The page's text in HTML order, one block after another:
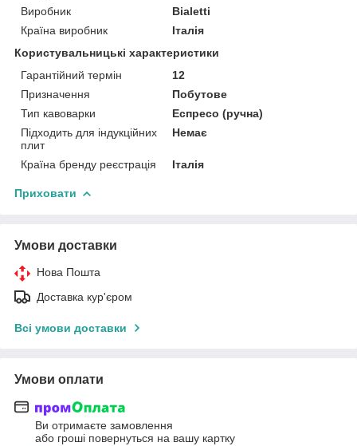
Виробник
Bialetti
Країна виробник
Італія
Користувальницькі характеристики
Гарантійний термін
12
Призначення
Побутове
Тип кавоварки
Еспресо (ручна)
Підходить для індукційних
плит
Немає
Країна бренду реєстрація Італія
Приховати
Умови доставки
Нова Пошта
Доставка кур'єром
Всі умови доставки
Умови оплати
Ви отримаєте замовлення
або гроші повернуться на вашу картку